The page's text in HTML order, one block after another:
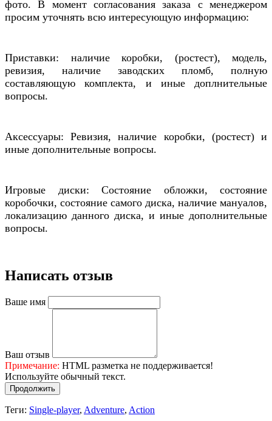
фото. В момент согласования заказа с менеджером
просим уточнять всю интересующую информацию:
Приставки: наличие коробки, (ростест), модель,
ревизия, наличие заводских пломб, полную
составляющую комплекта, и иные доплнительные
вопросы.
Аксессуары: Ревизия, наличие коробки, (ростест) и
иные дополнительные вопросы.
Игровые диски: Состояние обложки, состояние
коробочки, состояние самого диска, наличие мануалов,
локализацию данного диска, и иные дополнительные
вопросы.
Написать отзыв
Ваше имя
Ваш отзыв
Примечание: HTML разметка не поддерживается!
Используйте обычный текст.
Продолжить
Теги: Single-player, Adventure, Action